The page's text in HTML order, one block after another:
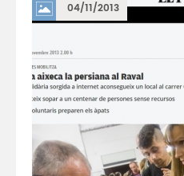
04/11/2013